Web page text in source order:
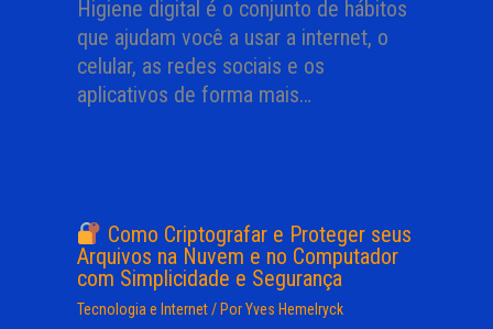
Higiene digital é o conjunto de hábitos
que ajudam você a usar a internet, o
celular, as redes sociais e os
aplicativos de forma mais…
Como Criptografar e Proteger seus
Arquivos na Nuvem e no Computador
com Simplicidade e Segurança
Tecnologia e Internet/ PorYves Hemelryck